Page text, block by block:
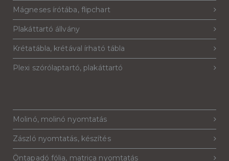
Mágneses írótába, flipchart
Plakáttartó állvány
Krétatábla, krétával írható tábla
Plexi szórólaptartó, plakáttartó
Molinó, molinó nyomtatás
Zászló nyomtatás, készítés
Öntapadó fólia, matrica nyomtatás